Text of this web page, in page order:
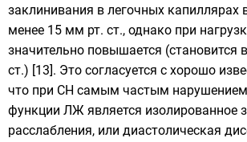
заклинивания в легочных капиллярах
менее 15 мм рт. ст., однако при
значительно повышается
ст.) [13]. Это согласуется с хорошо
что при СН самым частым нарушением
функции ЛЖ является изолированное
расслабления, или диастолическая